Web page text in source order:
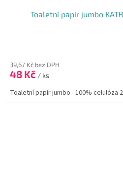
Toaletní papír jumbo
39,67 Kč bez DPH
48 Kč / ks
Toaletní papír jumbo - 100% celulóza